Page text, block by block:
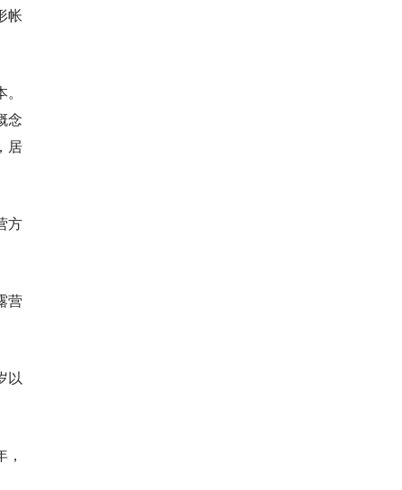
帐
念
居
方
营
以